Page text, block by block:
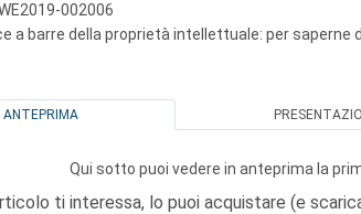
002006
a barre della proprietà intellettuale: per saperne
ANTEPRIMA
Qui sotto puoi vedere in anteprima la
ti interessa, lo puoi acquistare (e